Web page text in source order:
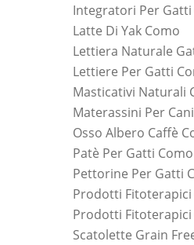
Integratori Per Gatti
Latte Di Yak Como
Lettiera Naturale
Lettiere Per Gatti
Masticativi Naturali
Materassini Per
Osso Albero Caffè
Patè Per Gatti Como
Pettorine Per Gatti
Prodotti Fitoterapici
Prodotti
Scatolette Grain